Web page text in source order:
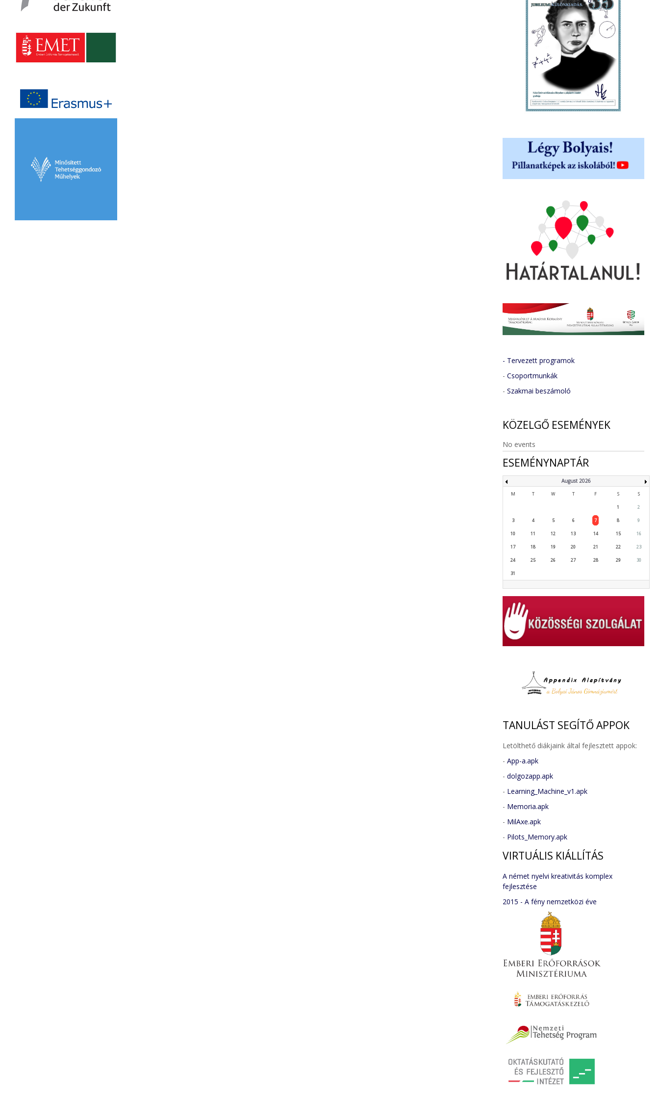
- Tervezett programok
- Csoportmunkák
- Szakmai beszámoló
KÖZELGŐ ESEMÉNYEK
No events
ESEMÉNYNAPTÁR
August 2026
M T W T F S S
1 2
3 4 5 6 7 8 9
10 11 12 13 14 15 16
17 18 19 20 21 22 23
24 25 26 27 28 29 30
31
TANULÁST SEGÍTŐ APPOK
Letölthető diákjaink által fejlesztett appok:
- App-a.apk
- dolgozapp.apk
- Learning_Machine_v1.apk
- Memoria.apk
- MilAxe.apk
- Pilots_Memory.apk
VIRTUÁLIS KIÁLLÍTÁS
A német nyelvi kreativitás komplex
fejlesztése
2015 - A fény nemzetközi éve